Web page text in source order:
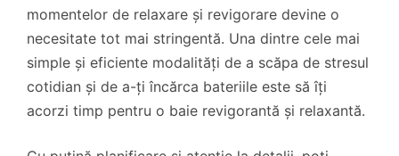
momentelor de relaxare și revigorare devine o
necesitate tot mai stringentă. Una dintre cele mai
simple și eficiente modalități de a scăpa de stresul
cotidian și de a-ți încărca bateriile este să îți
acorzi timp pentru o baie revigorantă și relaxantă.